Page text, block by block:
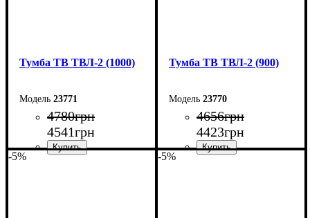
Тумба ТВ ТВЛ-2 (1000)
23771
4780грн
4541грн
Тумба ТВ ТВЛ-2 (900)
23770
4656грн
4423грн
-5% -5%